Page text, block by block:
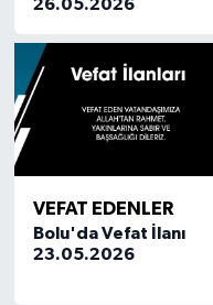
26.05.2026
VEFAT EDENLER
Bolu'da Vefat İlanı
23.05.2026